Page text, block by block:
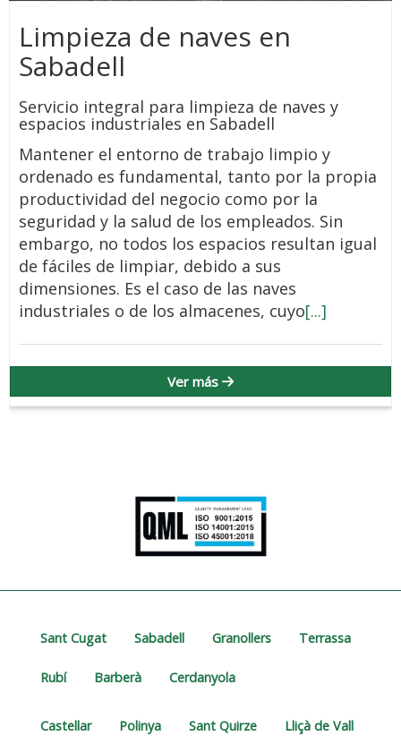
Limpieza de naves en
Sabadell
Servicio integral para limpieza de naves y
espacios industriales en Sabadell
Mantener el entorno de trabajo limpio y
ordenado es fundamental, tanto por la propia
productividad del negocio como por la
seguridad y la salud de los empleados. Sin
embargo, no todos los espacios resultan igual
de fáciles de limpiar, debido a sus
dimensiones. Es el caso de las naves
industriales o de los almacenes, cuyo[...]
Ver más
Sant Cugat Sabadell Granollers Terrassa
Rubí Barberà Cerdanyola
Castellar Polinya Sant Quirze Lliçà de Vall